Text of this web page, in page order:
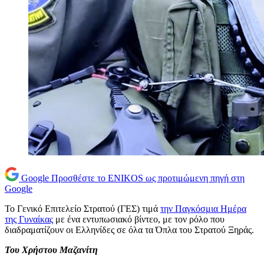
Google Προσθέστε το ENIKOS ως προτιμώμενη πηγή στη
Google
Το Γενικό Επιτελείο Στρατού (ΓΕΣ) τιμά την Παγκόσμια Ημέρα
της Γυναίκας με ένα εντυπωσιακό βίντεο, με τον ρόλο που
διαδραματίζουν οι Ελληνίδες σε όλα τα Όπλα του Στρατού Ξηράς.
Του Χρήστου Μαζανίτη